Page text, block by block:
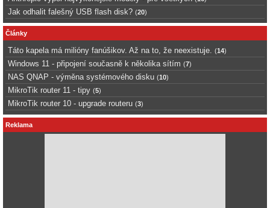
Jak odhalit falešný USB flash disk? (20)
Články
Táto kapela má milióny fanúšikov. Až na to, že neexistuje. (14)
Windows 11 - připojení současně k několika sítím (7)
NAS QNAP - výměna systémového disku (10)
MikroTik router 11 - tipy (5)
MikroTik router 10 - upgrade routeru (3)
Reklama